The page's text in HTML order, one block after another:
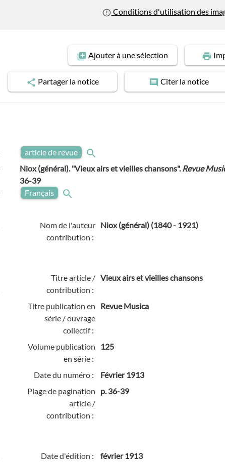
Conditions d'utilisation des
Ajouterà une sélection
Partagerla notice Citer la notice
article de revue
Niox (général). "Vieux airs et vieilles chansons".Revue
36-39
Français
Nom de l'auteur
contribution :
Niox (général) (1840 - 1921)
Titre article /
contribution :
Vieux airs et vieilles chansons
Titre publication en
série / ouvrage
collectif :
Revue Musica
Volume publication
en série :
125
Date du numéro :
Février 1913
Plage de pagination
article /
contribution :
p. 36-39
Date d'édition : février 1913